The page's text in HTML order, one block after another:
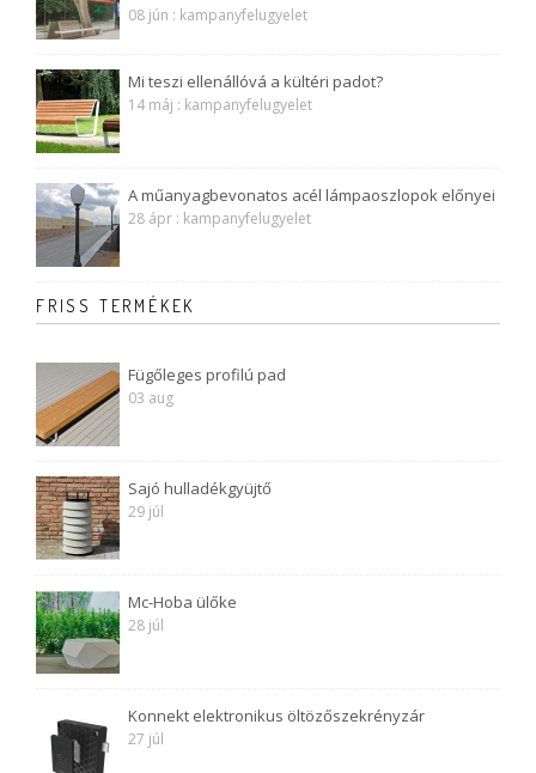
08 jún : kampanyfelugyelet
Mi teszi ellenállóvá a kültéri padot?
14 máj : kampanyfelugyelet
A műanyagbevonatos acél lámpaoszlopok előnyei
28 ápr : kampanyfelugyelet
FRISS TERMÉKEK
Fügőleges profilú pad
03 aug
Sajó hulladékgyüjtő
29 júl
Mc-Hoba ülőke
28 júl
Konnekt elektronikus öltözőszekrényzár
27 júl